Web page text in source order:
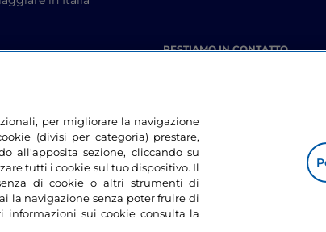
RESTIAMO IN CONTATTO
per migliorare la navigazione
(divisi per categoria) prestare,
all'apposita sezione, cliccando su
tutti i cookie sul tuo dispositivo. Il
di cookie o altri strumenti di
la navigazione senza poter fruire di
informazioni sui cookie consulta la